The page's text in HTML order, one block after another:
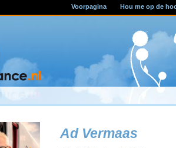
Voorpagina Hou me op de
Ad Vermaas